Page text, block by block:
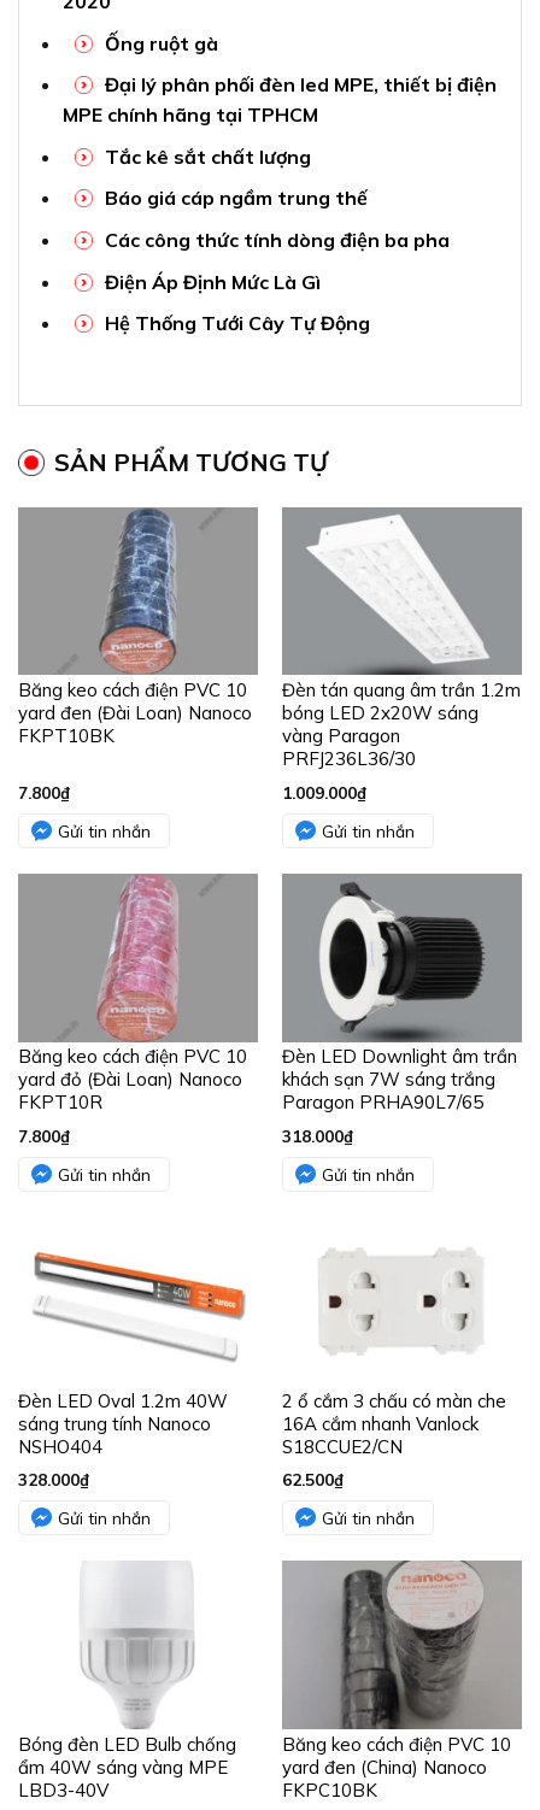
Ống ruột gà
Đại lý phân phối đèn led MPE, thiết bị điện
MPE chính hãng tại TPHCM
Tắc kê sắt chất lượng
Báo giá cáp ngầm trung thế
Các công thức tính dòng điện ba pha
Điện Áp Định Mức Là Gì
Hệ Thống Tưới Cây Tự Động
SẢN PHẨM TƯƠNG TỰ
Băng keo cách điện PVC 10
yard đen (Đài Loan) Nanoco
FKPT10BK
7.800₫
Gửi tin nhắn
Đèn tán quang âm trần 1.2m
bóng LED 2x20W sáng
vàng Paragon
PRFJ236L36/30
1.009.000₫
Gửi tin nhắn
Băng keo cách điện PVC 10
yard đỏ (Đài Loan) Nanoco
FKPT10R
7.800₫
Gửi tin nhắn
Đèn LED Downlight âm trần
khách sạn 7W sáng trắng
Paragon PRHA90L7/65
318.000₫
Gửi tin nhắn
Đèn LED Oval 1.2m 40W
sáng trung tính Nanoco
NSHO404
328.000₫
Gửi tin nhắn
2 ổ cắm 3 chấu có màn che
16A cắm nhanh Vanlock
S18CCUE2/CN
62.500₫
Gửi tin nhắn
Bóng đèn LED Bulb chống
ẩm 40W sáng vàng MPE
LBD3-40V
Băng keo cách điện PVC 10
yard đen (China) Nanoco
FKPC10BK